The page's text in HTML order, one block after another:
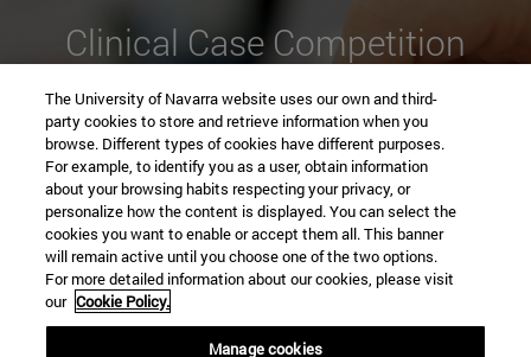
Clinical Case Competition
By #MedUNAV
Inscripciones
2025/2026
The University of Navarra website uses our own and third-
party cookies to store and retrieve information when you
browse. Different types of cookies have different purposes.
For example, to identify you as a user, obtain information
about your browsing habits respecting your privacy, or
personalize how the content is displayed. You can select the
cookies you want to enable or accept them all. This banner
will remain active until you choose one of the two options.
For more detailed information about our cookies, please visit
our Cookie Policy.
Manage cookies